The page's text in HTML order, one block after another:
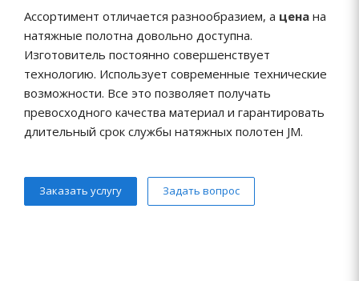
Ассортимент отличается разнообразием, а цена на
натяжные полотна довольно доступна.
Изготовитель постоянно совершенствует
технологию. Использует современные технические
возможности. Все это позволяет получать
превосходного качества материал и гарантировать
длительный срок службы натяжных полотен JM.
Заказать услугу Задать вопрос